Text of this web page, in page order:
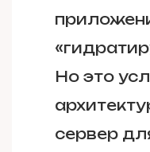
Но это
сервер